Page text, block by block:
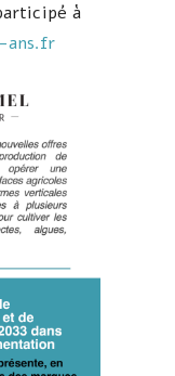
à
ans.fr